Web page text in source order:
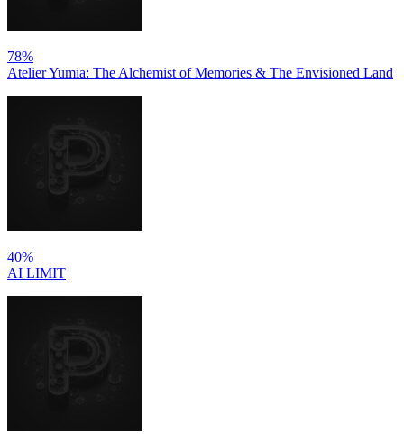
78%
Atelier Yumia: The Alchemist of Memories & The Envisioned Land
40%
AI LIMIT